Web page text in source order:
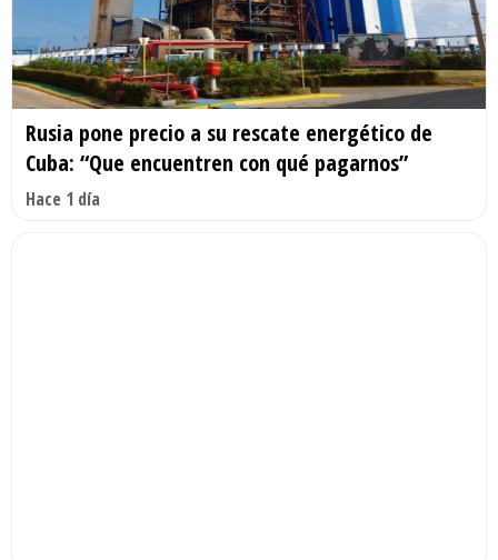
Rusia pone precio a su rescate energético de
Cuba: “Que encuentren con qué pagarnos”
Hace 1 día